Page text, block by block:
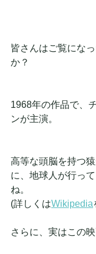
皆さんはご覧にな
か？
1968年の作品で、
ンが主演。
高等な頭脳を持つ
に、地球人が行っ
ね。
(詳しくはWikipedia
さらに、実はこの